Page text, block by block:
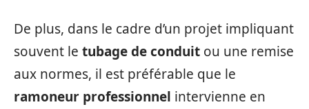
De plus, dans le cadre d’un projet impliquant
souvent le tubage de conduit ou une remise
aux normes, il est préférable que le
ramoneur professionnel intervienne en